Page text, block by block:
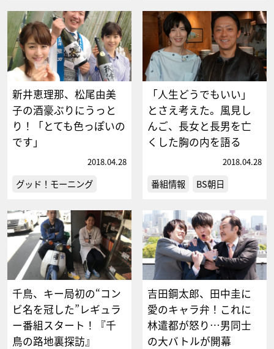
新井恵理那、松尾由美
子の酒豪ぶりにうっと
り！「とても色っぽいの
です」
2018.04.28
グッド！モーニング
「人生どうでもいい」
とさえ考えた。風見し
んご、長女と長男を亡
くした胸の内を語る
2018.04.28
番組情報 BS朝日
千鳥、キー局初の“コン
ビ名を冠した”レギュラ
ー番組スタート！『千
鳥の路地裏探訪』
吉田鋼太郎、田中圭に
愛のキャラ弁！これに
林遣都が怒り…男同士
の大バトルが開幕